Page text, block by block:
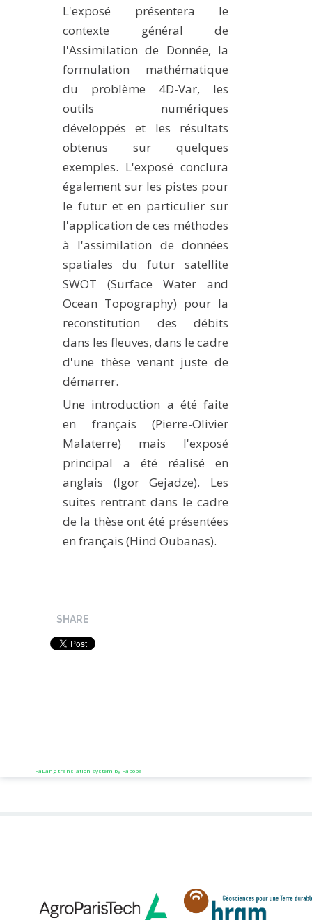
L'exposé présentera le
contexte général de
l'Assimilation de Donnée, la
formulation mathématique
du problème 4D-Var, les
outils numériques
développés et les résultats
obtenus sur quelques
exemples. L'exposé conclura
également sur les pistes pour
le futur et en particulier sur
l'application de ces méthodes
à l'assimilation de données
spatiales du futur satellite
SWOT (Surface Water and
Ocean Topography) pour la
reconstitution des débits
dans les fleuves, dans le cadre
d'une thèse venant juste de
démarrer.
Une introduction a été faite
en français (Pierre-Olivier
Malaterre) mais l'exposé
principal a été réalisé en
anglais (Igor Gejadze). Les
suites rentrant dans le cadre
de la thèse ont été présentées
en français (Hind Oubanas).
SHARE
FaLang translation system by Faboba